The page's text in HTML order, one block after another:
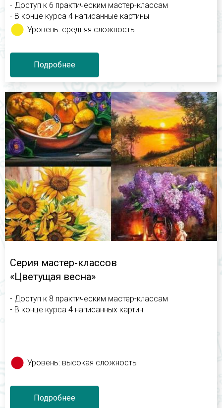
- Доступ к 6 практическим мастер-классам
- В конце курса 4 написанные картины
Уровень: средняя сложность
Подробнее
Серия мастер-классов
«Цветущая весна»
- Доступ к 8 практическим мастер-классам
- В конце курса 4 написанных картин
Уровень: высокая сложность
Подробнее